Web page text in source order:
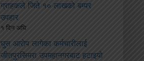
ग्राहकले जिते १० लाखको बम्पर
उपहार
१ दिन अघि
घुस आरोप लागेका कर्मचारीलाई
जीतपुरसिमरा उपमहानगरबाट हटाइयो